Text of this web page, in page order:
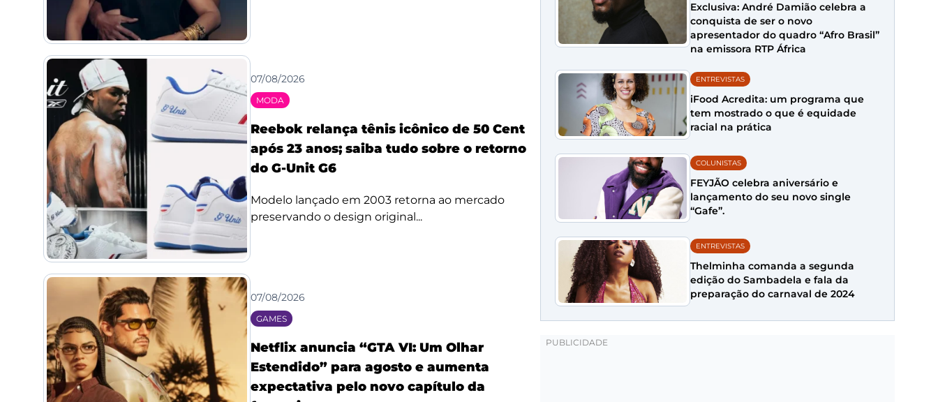
07/08/2026
MODA
Reebok relança tênis icônico de 50 Cent
após 23 anos; saiba tudo sobre o retorno
do G-Unit G6
Modelo lançado em 2003 retorna ao mercado
preservando o design original...
07/08/2026
GAMES
Netflix anuncia “GTA VI: Um Olhar
Estendido” para agosto e aumenta
expectativa pelo novo capítulo da
Exclusiva: André Damião celebra a
conquista de ser o novo
apresentador do quadro “Afro Brasil”
na emissora RTP África
ENTREVISTAS
iFood Acredita: um programa que
tem mostrado o que é equidade
racial na prática
COLUNISTAS
FEYJÃO celebra aniversário e
lançamento do seu novo single
“Gafe”.
ENTREVISTAS
Thelminha comanda a segunda
edição do Sambadela e fala da
preparação do carnaval de 2024